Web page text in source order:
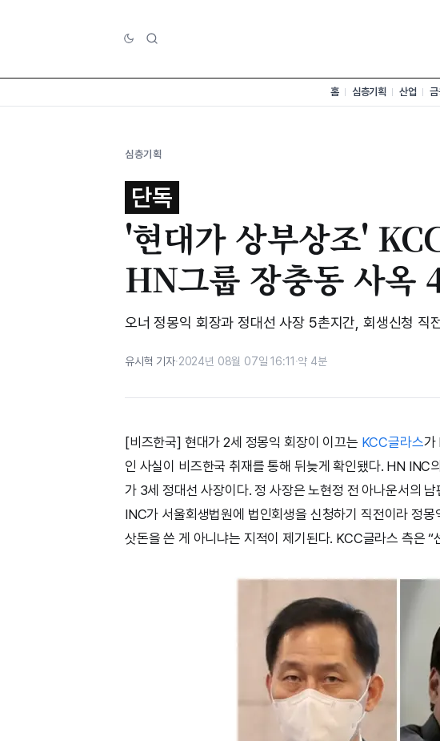
홈 심층기획 산업 금
심층기획
단독
'현대가 상부상조'
HN그룹 장충동 사옥
오너 정몽익 회장과 정대선 사장 5촌지간, 회생신청
유시혁 기자·2024년 08월 07일 16:11 ·약 4분
[비즈한국] 현대가 2세 정몽익 회장이 이끄는 KCC글라스가
인 사실이 비즈한국 취재를 통해 뒤늦게 확인됐다. HN INC
가 3세 정대선 사장이다. 정 사장은 노현정 전 아나운서의
INC가 서울회생법원에 법인회생을 신청하기 직전이라 정
삿돈을 쓴 게 아니냐는 지적이 제기된다. KCC글라스 측은 “